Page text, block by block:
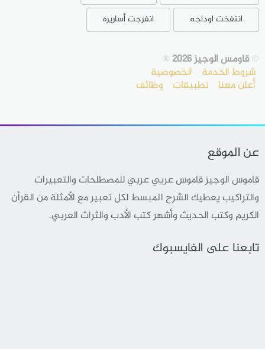
انتفخت اوداجه
انفرجت أساريره
©قاومس الوجيز 2026 ®
شروط الخدمة الخصوصية
أعلن معنا تطبيقات وظائف
عن الموقع
قاموس الوجيز قاموس عربي عربي للمصطلحات والتعبيرات
والتراكيب يعطيك الشرح المبسط لكل تعبير مع الأمثلة من القرأن
الكريم وكتب الحديث وأشهر كتب الأدب والثراث العربي.
تابعنا على الفايسبوك